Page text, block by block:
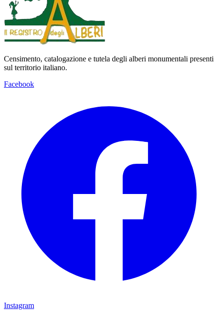
Censimento, catalogazione e tutela degli alberi monumentali presenti
sul territorio italiano.
Facebook
Instagram